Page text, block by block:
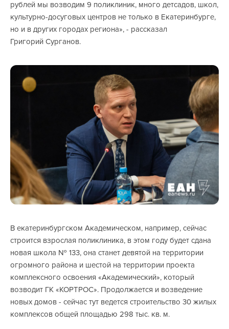
рублей мы возводим 9 поликлиник, много детсадов, школ,
культурно-досуговых центров не только в Екатеринбурге,
но и в других городах региона», - рассказал
Григорий Сурганов.
В екатеринбургском Академическом, например, сейчас
строится взрослая поликлиника, в этом году будет сдана
новая школа № 133, она станет девятой на территории
огромного района и шестой на территории проекта
комплексного освоения «Академический», который
возводит ГК «КОРТРОС». Продолжается и возведение
новых домов - сейчас тут ведется строительство 30 жилых
комплексов общей площадью 298 тыс. кв. м.